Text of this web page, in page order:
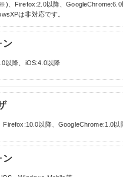
、Firefox:2.0以降、GoogleChrome:6.0
は非対応です。
ン
以降、iOS:4.0以降
Firefox:10.0以降、GoogleChrome:1.0以
ン